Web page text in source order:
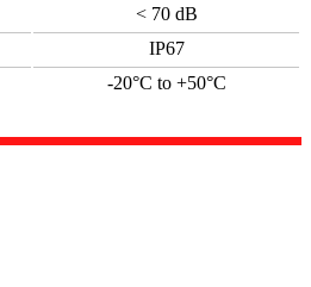
< 70 dB
IP67
-20°C to +50°C